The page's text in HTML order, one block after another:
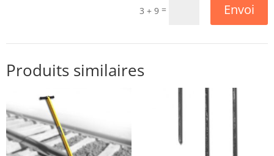
3 + 9 = Envoi
Produits similaires